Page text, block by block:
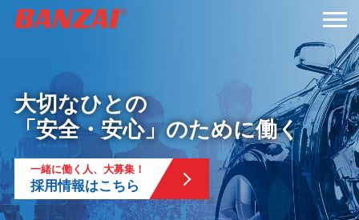
商品情報
会社案内
採用情報
日本のモータリゼーションと
共に歩んで、1世紀
バンザイは、自動車整備機器の
トータルソリューションをこれからも提供していきます。
大切なひとの
「安全・安心」のために働く
一緒に働く人、大募集！
採用情報はこちら
自動車サービスに
必要な商品を
幅広くラインナップ
ハンドツールから大規模な整備システム、
経営戦略・支援システムに至るまで
トータルにご提供いたします。
BANZAI HISTORY
バンザイ
100年の歩み
サービスのバンザイ
全国を網羅する
バンザイ・ネットワーク
支店・営業所を主要拠点として、
全国１８５ヶ所のサービスステーションが連携
第38回
オートサービスショー2025
当社ブースへのご来場
ありがとうございました。
特設サイトはこちら